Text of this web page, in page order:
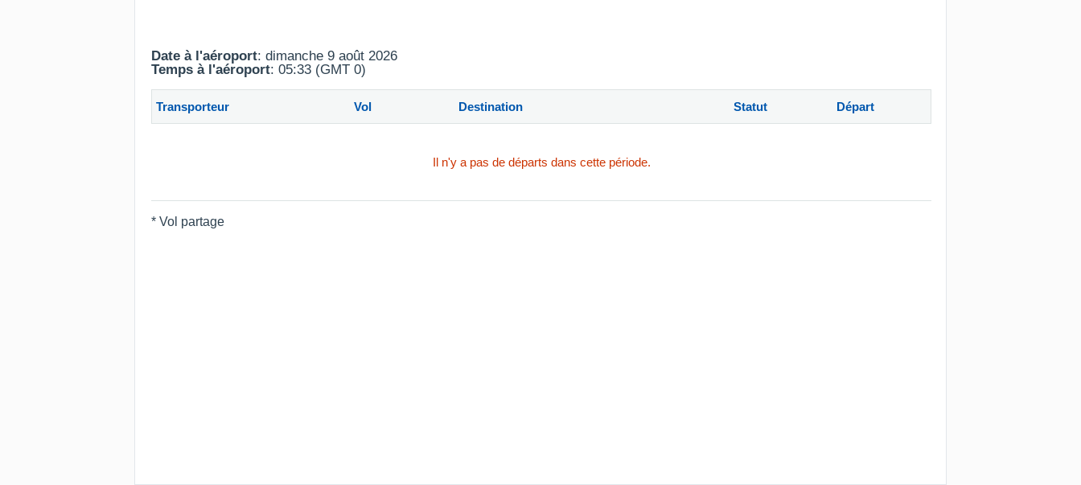
Date à l'aéroport: dimanche 9 août 2026
Temps à l'aéroport: 05:33 (GMT 0)
Transporteur Vol Destination Statut Départ
Il n'y a pas de départs dans cette période.
* Vol partage